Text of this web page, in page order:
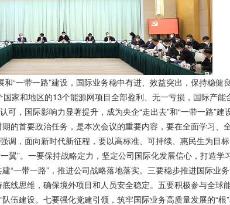
“一带一路”建设，国际业务稳中有进、效益突出，保持稳健
家和地区的13个能源网项目全部盈利、无一亏损，国际产能
，国际影响力显著提升，成为央企“走出去”和“一带一路”建
的首要政治任务，是本次会议的重要内容，要在全面学习、
调，面向新时代新征程，要以高标准、可持续、惠民生为目
翼”。一要保持战略定力，坚定公司国际化发展信心，打造
“一带一路”，推进公司战略落地落实。三要稳步推进国际业
线思维，确保境外项目和人员安全稳定。五要积极参与全球
建设。七要强化党建引领，筑牢国际业务高质量发展的“根”